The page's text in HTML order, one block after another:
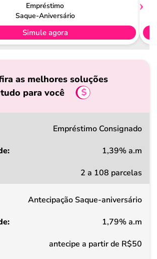
Empréstimo
Saque-Aniversário
Simule agora
as melhores soluções
para você
Empréstimo Consignado
1,39% a.m
2 a 108 parcelas
Antecipação Saque-aniversário
1,79% a.m
antecipe a partir de R$50